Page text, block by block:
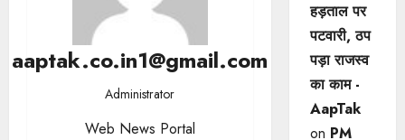
aaptak.co.in1@gmail.com
Administrator
Web News Portal
हड़ताल पर
पटवारी, ठप
पड़ा राजस्व
का काम -
AapTak
on PM